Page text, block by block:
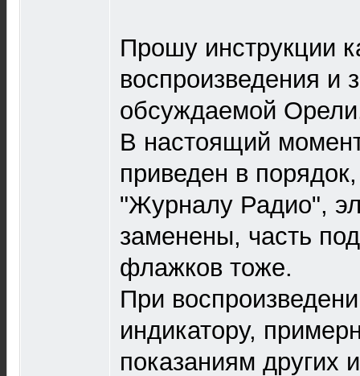
Прошу инструкции
воспроизведения и
обсуждаемой
В настоящий
приведен в
"Журналу Радио",
заменены, часть
флажков тоже.
При
индикатору,
показаниям других